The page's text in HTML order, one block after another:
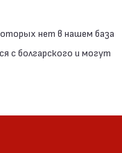
нет в нашем база
с болгарского и могут